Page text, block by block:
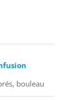
bouleau